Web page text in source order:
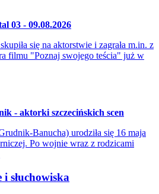
03 - 09.08.2026
się na aktorstwie i zagrała m.in. z
filmu "Poznaj swojego teścia" już w
- aktorki szczecińskich scen
Banucha) urodziła się 16 maja
Po wojnie wraz z rodzicami
słuchowiska